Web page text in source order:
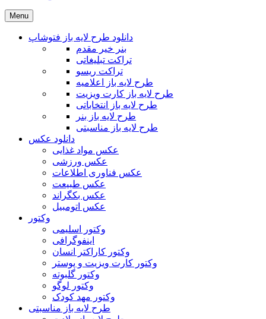
Menu
دانلود طرح لایه باز فتوشاپ
بنر خیر مقدم
تراکت تبلیغاتی
تراکت ریسو
طرح لایه باز اعلامیه
طرح لایه باز کارت ویزیت
طرح لایه باز انتخاباتی
طرح لایه باز بنر
طرح لایه باز مناسبتی
دانلود عکس
عکس مواد غذایی
عکس ورزشی
عکس فناوری اطلاعات
عکس طبیعت
عکس بکگراند
عکس اتومبیل
وکتور
وکتور اسلیمی
اینفوگرافی
وکتور کاراکتر انسان
وکتور کارت ویزیت و پوستر
وکتور گلبوته
وکتور لوگو
وکتور مهد کودک
طرح لایه باز مناسبتی